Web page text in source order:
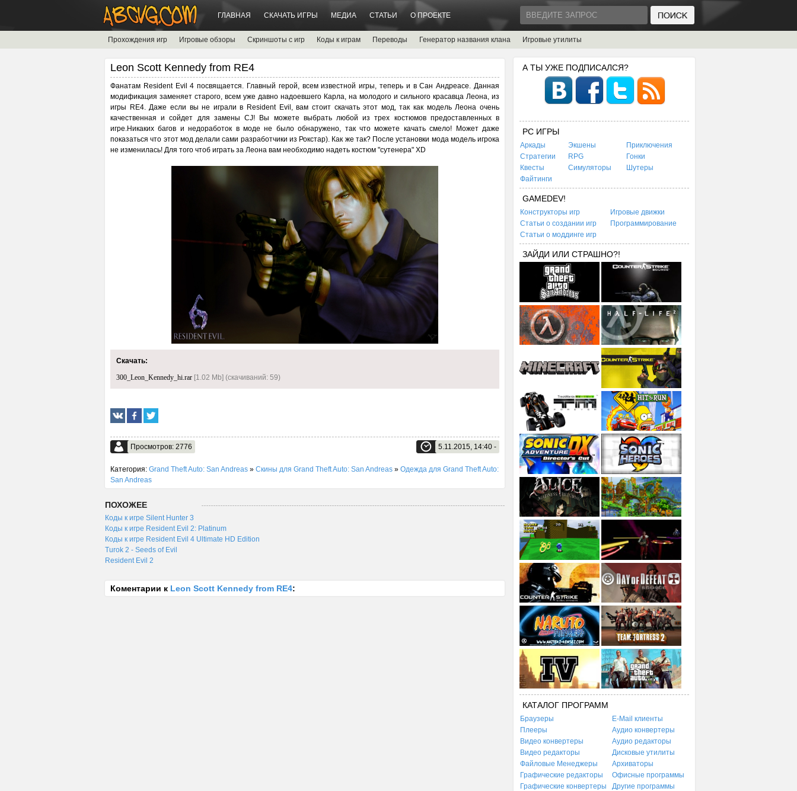
ГЛАВНАЯ СКАЧАТЬ ИГРЫ МЕДИА СТАТЬИ О ПРОЕКТЕ
Прохождения игр Игровые обзоры Скриншоты с игр Коды к играм Переводы Генератор названия клана Игровые утилиты
Leon Scott Kennedy from RE4
Фанатам Resident Evil 4 посвящается. Главный герой, всем известной игры, теперь и в Сан Андреасе. Данная
модификация заменяет старого, всем уже давно надоевшего Карла, на молодого и сильного красавца Леона, из
игры RE4. Даже если вы не играли в Resident Evil, вам стоит скачать этот мод, так как модель Леона очень
качественная и сойдет для замены CJ! Вы можете выбрать любой из трех костюмов предоставленных в
игре.Никаких багов и недоработок в моде не было обнаружено, так что можете качать смело! Может даже
показаться что этот мод делали сами разработчики из Рокстар). Как же так? После установки мода модель игрока
не изменилась! Для того чтоб играть за Леона вам необходимо надеть костюм "сутенера" XD
Скачать:
300_Leon_Kennedy_hi.rar [1.02 Mb] (cкачиваний: 59)
Просмотров: 2776 5.11.2015, 14:40 -
Категория: Grand Theft Auto: San Andreas » Скины для Grand Theft Auto: San Andreas » Одежда для Grand Theft Auto:
San Andreas
ПОХОЖЕЕ
Коды к игре Silent Hunter 3
Коды к игре Resident Evil 2: Platinum
Коды к игре Resident Evil 4 Ultimate HD Edition
Turok 2 - Seeds of Evil
Resident Evil 2
Коментарии к Leon Scott Kennedy from RE4:
А ТЫ УЖЕ ПОДПИСАЛСЯ?
PC ИГРЫ
Аркады Экшены
Приключения
Стратегии
RPG
Гонки
Квесты
Симуляторы
Шутеры
Файтинги
GAMEDEV!
Конструкторы игр
Игровые движки
Статьи о создании игр
Программирование
Статьи о моддинге игр
ЗАЙДИ ИЛИ СТРАШНО?!
КАТАЛОГ ПРОГРАММ
Браузеры
E-Mail клиенты
Плееры
Аудио конвертеры
Видео конвертеры
Аудио редакторы
Видео редакторы
Дисковые утилиты
Файловые Менеджеры
Архиваторы
Графические редакторы
Офисные программы
Графические конвертеры
Другие программы